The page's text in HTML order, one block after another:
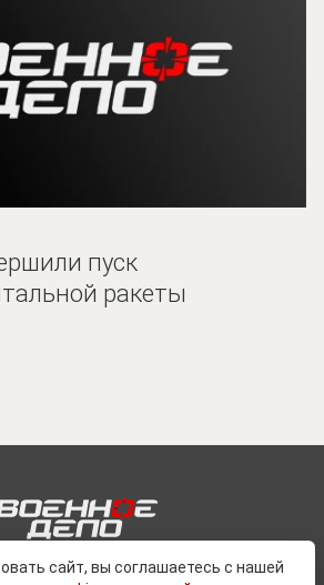
пуск
ракеты
сайт, вы соглашаетесь с нашей